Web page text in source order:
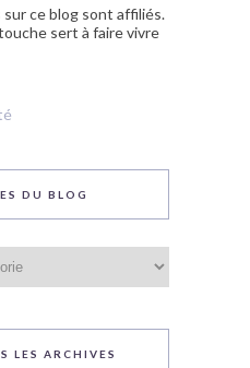
ce blog sont affiliés.
sert à faire vivre
DU BLOG
LES ARCHIVES